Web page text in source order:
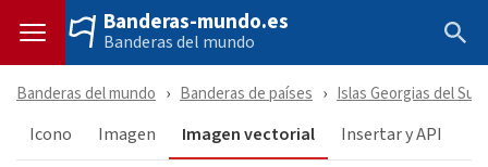
Banderas-mundo.es
Banderas del mundo
Banderas del mundo Banderas de países Islas Georgias del Sur
Icono Imagen Imagen vectorial Insertar y API